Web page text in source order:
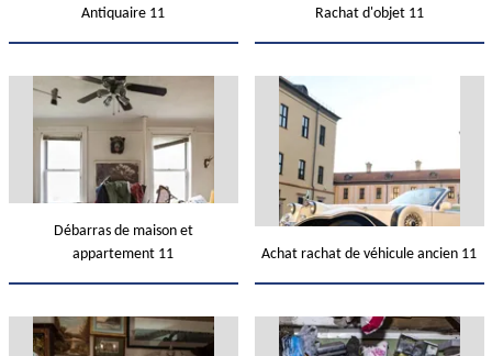
Antiquaire 11 Rachat d'objet 11
Débarras de maison et
appartement 11
Achat rachat de véhicule ancien 11